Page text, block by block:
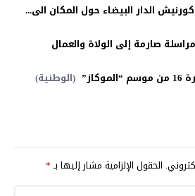
الدار البيضاء حول المكان الى...
صارمة إلى الولاة والعمال
(الوطنية)
الحقول الإلزامية مشار إليها بـ*